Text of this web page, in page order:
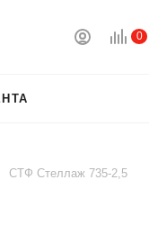
0
СТФ Стеллаж 735-2,5